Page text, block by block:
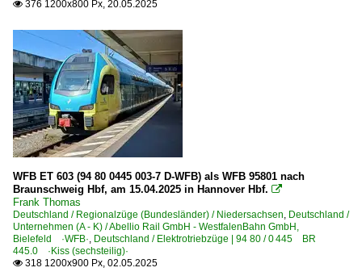
Doppelstock-Steuerwagen 4. Generation 763-767, 785
Doppelstock-Steuerwagen 5. Generation IC2 668
Steuerwagen Bauart Karlsruhe 'Silberling'
Steuerwagen Bauart Wittenberge
Regional- und Fernzüge
IC InterCity-Züge
MET Metropolitan-Züge
Regionalzüge (Bundesländer)
Berlin und Brandenburg
Hamburg
 376 1200x800 Px, 20.05.2025
WFB ET 603 (94 80 0445 003-7 D-WFB) als WFB 95801 nach
Braunschweig Hbf, am 15.04.2025 in Hannover Hbf. 
Frank Thomas
Deutschland / Regionalzüge (Bundesländer) / Niedersachsen, Deutschland /
Unternehmen (A - K) / Abellio Rail GmbH - WestfalenBahn GmbH,
Bielefeld ·WFB·, Deutschland / Elektrotriebzüge | 94 80 / 0 445 BR
445.0 ·Kiss (sechsteilig)·
 318 1200x900 Px, 02.05.2025